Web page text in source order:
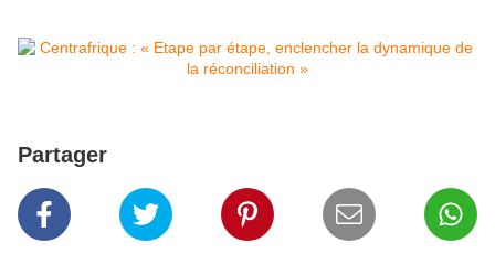
Partager